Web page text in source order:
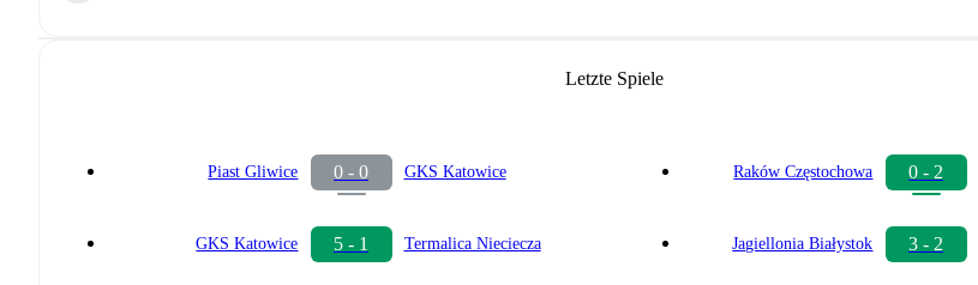
Letzte Spiele
Piast Gliwice 0 - 0 GKS Katowice
GKS Katowice 5 - 1 Termalica Nieciecza
Raków Częstochowa 0 - 2
Jagiellonia Białystok 3 - 2